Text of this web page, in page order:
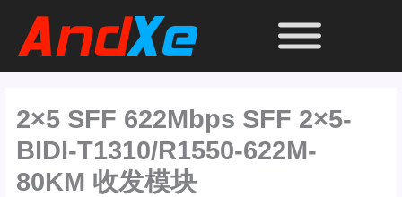
2×5 SFF 622Mbps SFF 2×5-
BIDI-T1310/R1550-622M-
80KM 收发模块